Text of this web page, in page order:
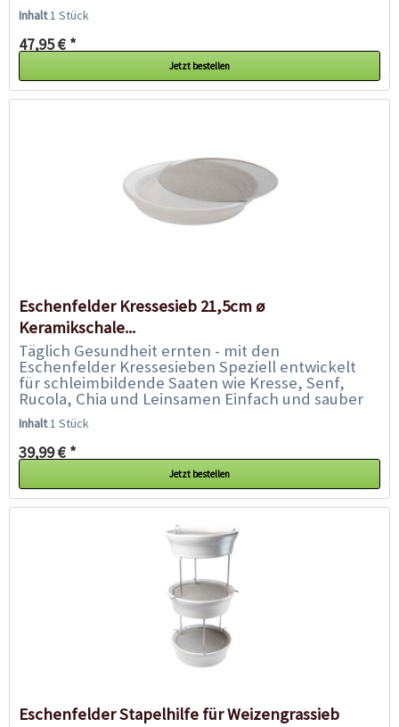
Schale aus sehr hochwertiger Keramik mit...
Inhalt1 Stück
47,95 € *
Jetzt bestellen
Eschenfelder Kressesieb 21,5cm ø
Keramikschale...
Täglich Gesundheit ernten - mit den
Eschenfelder Kressesieben Speziell entwickelt
für schleimbildende Saaten wie Kresse, Senf,
Rucola, Chia und Leinsamen Einfach und sauber
in der Anwendung Müheloses...
Inhalt1 Stück
39,99 € *
Jetzt bestellen
Eschenfelder Stapelhilfe für Weizengrassieb